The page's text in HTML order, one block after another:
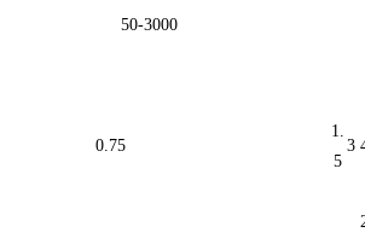
50-3000
0.75
1.
5
3